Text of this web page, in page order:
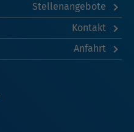
Stellenangebote
Kontakt
Anfahrt